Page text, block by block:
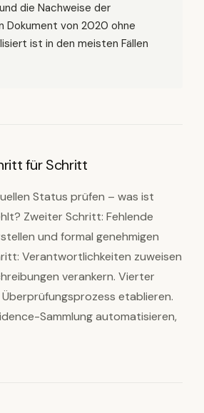
die Nachweise der
Dokument von 2020 ohne
ist in den meisten Fällen
für Schritt
Status prüfen – was ist
Zweiter Schritt: Fehlende
und formal genehmigen
Verantwortlichkeiten zuweisen
verankern. Vierter
etablieren.
Sammlung automatisieren,